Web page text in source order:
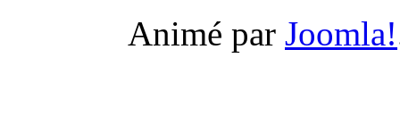
Animé par Joomla!